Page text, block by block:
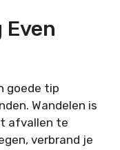
Even
goede tip
Wandelen is
afvallen te
verbrand je